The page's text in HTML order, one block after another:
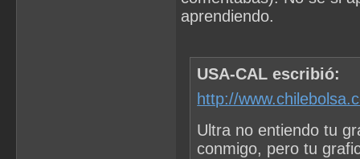
aprendiendo.
USA-CAL escribió:
http://
Ultra no entiendo tu
conmigo, pero tu